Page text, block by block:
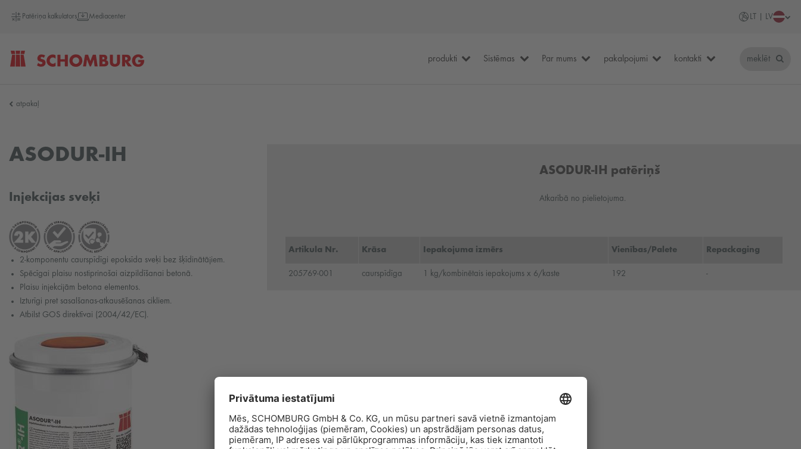
Patēriņa kalkulators Mediacenter LT | LV
produkti Sistēmas Par mums pakalpojumi kontakti meklēt
atpakaļ
ASODUR-IH
Injekcijas sveķi
2-komponentu caurspīdīgi epoksīda sveķi bez šķīdinātājiem.
Spēcīgai plaisu nostiprinošai aizpildīšanai betonā.
Plaisu injekcijām betona elementos.
Izturīgi pret sasalšanas-atkausēšanas cikliem.
Atbilst GOS direktīvai (2004/42/EC).
ASODUR-IH patēriņš
Atkarībā no pielietojuma.
Artikula Nr. Krāsa Iepakojuma izmērs Vienības/Palete Repackaging
205769-001 caurspīdīga 1 kg/kombinētais iepakojums x 6/kaste 192 -